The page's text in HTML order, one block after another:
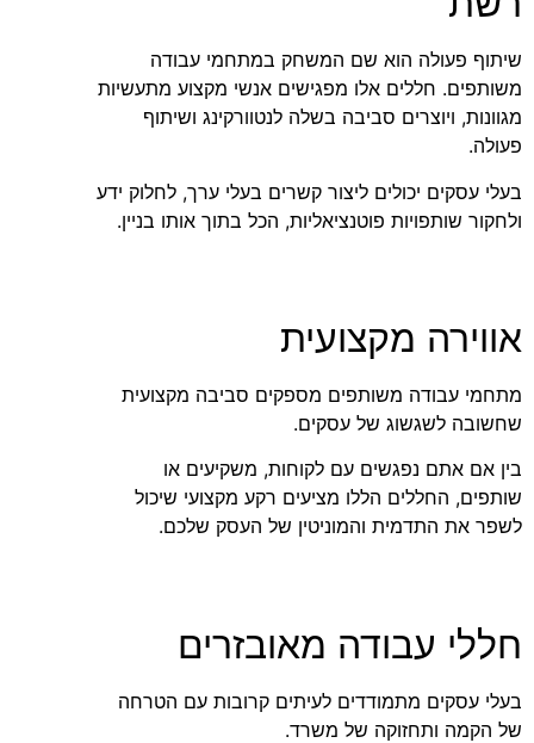
שיתוף פעולה הוא שם המשחק במתחמי עבודה
משותפים. חללים אלו מפגישים אנשי מקצוע מתעשיות
מגוונות, ויוצרים סביבה בשלה לנטוורקינג ושיתוף
פעולה.
בעלי עסקים יכולים ליצור קשרים בעלי ערך, לחלוק ידע
ולחקור שותפויות פוטנציאליות, הכל בתוך אותו בניין.
אווירה מקצועית
מתחמי עבודה משותפים מספקים סביבה מקצועית
שחשובה לשגשוג של עסקים.
בין אם אתם נפגשים עם לקוחות, משקיעים או
שותפים, החללים הללו מציעים רקע מקצועי שיכול
לשפר את התדמית והמוניטין של העסק שלכם.
חללי עבודה מאובזרים
בעלי עסקים מתמודדים לעיתים קרובות עם הטרחה
של הקמה ותחזוקה של משרד.